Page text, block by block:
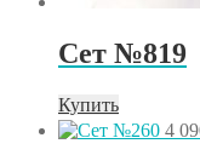
Сет №819
Купить
4